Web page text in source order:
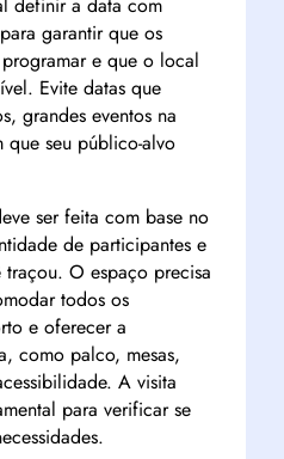
garantir que os
e que o local
Evite datas que
grandes eventos na
seu público-alvo
ser feita com base no
de participantes e
O espaço precisa
todos os
e oferecer a
como palco, mesas,
A visita
para verificar se